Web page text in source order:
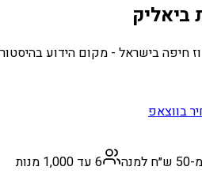
ביאליק
חיפה בישראל - מקום הידוע
בווצאפ
6 עד 1,000 מנות